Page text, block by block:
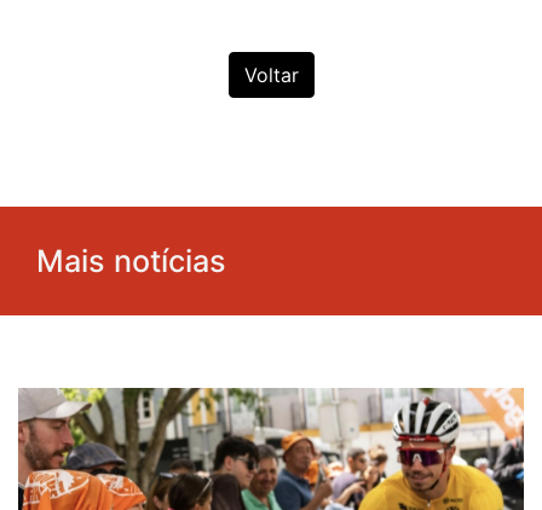
Voltar
Mais notícias